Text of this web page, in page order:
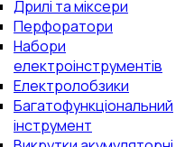
Дрилі та міксери
Перфоратори
Набори
електроінструментів
Електролобзики
Багатофункціональний
інструмент